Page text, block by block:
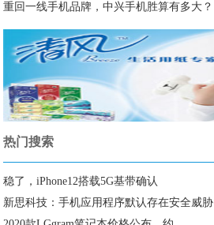
重回一线手机品牌，中兴手机胜算有多大？
热门搜索
稳了，iPhone12搭载5G基带确认
新思科技：手机应用程序默认存在安全威胁